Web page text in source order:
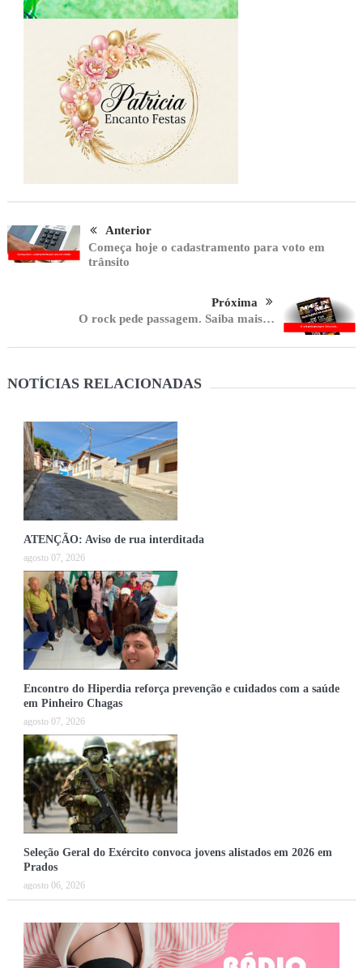
Anterior
Começa hoje o cadastramento para voto em
trânsito
Próxima
O rock pede passagem. Saiba mais…
NOTÍCIAS RELACIONADAS
ATENÇÃO: Aviso de rua interditada
agosto 07, 2026
Encontro do Hiperdia reforça prevenção e cuidados com a saúde
em Pinheiro Chagas
agosto 07, 2026
Seleção Geral do Exército convoca jovens alistados em 2026 em
Prados
agosto 06, 2026